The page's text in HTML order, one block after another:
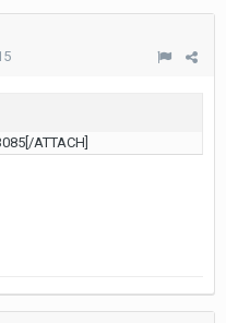
ATTACH]